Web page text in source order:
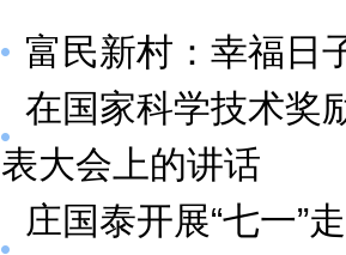
富民新村：幸福日
在国家科学技术奖
表大会上的讲话
庄国泰开展“七一”